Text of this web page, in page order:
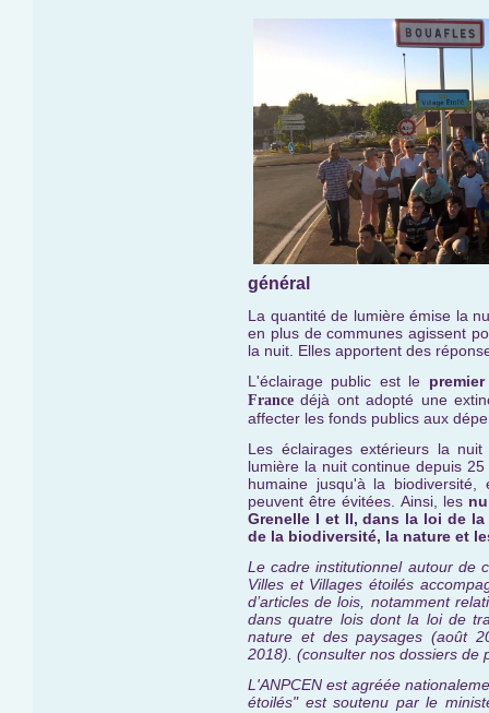
général
La quantité de lumière émise la
en plus de communes agissent
la nuit. Elles apportent des
L'éclairage public est le premier
Francedéjà ont adopté une
affecter les fonds publics aux
Les éclairages extérieurs la
lumière la nuit continue depuis
humaine jusqu'à la
peuvent être évitées. Ainsi, les
Grenelle I et II, dans la loi de
de la biodiversité, la nature et
Le cadre institutionnel autour de
Villes et Villages étoilés ac
d’articles de lois, notamment
dans quatre lois dont la loi de
nature et des paysages (août
2018). (consulter nos dossiers de
L'ANPCEN est agréée
étoilés" estsoutenu par le